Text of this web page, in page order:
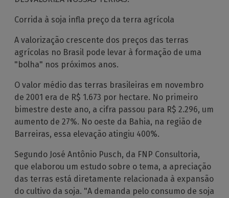
Corrida à soja infla preço da terra agrícola
A valorização crescente dos preços das terras
agrícolas no Brasil pode levar à formação de uma
"bolha" nos próximos anos.
O valor médio das terras brasileiras em novembro
de 2001 era de R$ 1.673 por hectare. No primeiro
bimestre deste ano, a cifra passou para R$ 2.296, um
aumento de 27%. No oeste da Bahia, na região de
Barreiras, essa elevação atingiu 400%.
Segundo José Antônio Pusch, da FNP Consultoria,
que elaborou um estudo sobre o tema, a apreciação
das terras está diretamente relacionada à expansão
do cultivo da soja. "A demanda pelo consumo de soja